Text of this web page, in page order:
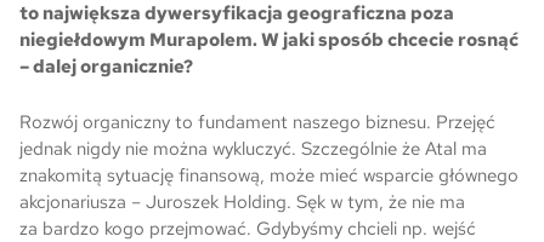
to największa dywersyfikacja geograficzna poza
niegiełdowym Murapolem. W jaki sposób chcecie rosnąć
– dalej organicznie?
Rozwój organiczny to fundament naszego biznesu. Przejęć
jednak nigdy nie można wykluczyć. Szczególnie że Atal ma
znakomitą sytuację finansową, może mieć wsparcie głównego
akcjonariusza – Juroszek Holding. Sęk w tym, że nie ma
za bardzo kogo przejmować. Gdybyśmy chcieli np. wejść